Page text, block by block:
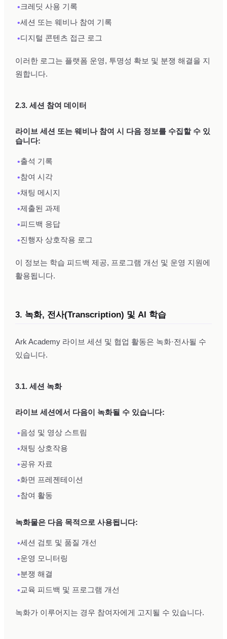
•크레딧 사용 기록
•세션 또는 웨비나 참여 기록
•디지털 콘텐츠 접근 로그
이러한 로그는 플랫폼 운영, 투명성 확보 및 분쟁 해결을 지
원합니다.
2.3. 세션 참여 데이터
라이브 세션 또는 웨비나 참여 시 다음 정보를 수집할 수 있
습니다:
•출석 기록
•참여 시각
•채팅 메시지
•제출된 과제
•피드백 응답
•진행자 상호작용 로그
이 정보는 학습 피드백 제공, 프로그램 개선 및 운영 지원에
활용됩니다.
3. 녹화, 전사(Transcription) 및 AI 학습
Ark Academy 라이브 세션 및 협업 활동은 녹화·전사될 수
있습니다.
3.1. 세션 녹화
라이브 세션에서 다음이 녹화될 수 있습니다:
•음성 및 영상 스트림
•채팅 상호작용
•공유 자료
•화면 프레젠테이션
•참여 활동
녹화물은 다음 목적으로 사용됩니다:
•세션 검토 및 품질 개선
•운영 모니터링
•분쟁 해결
•교육 피드백 및 프로그램 개선
녹화가 이루어지는 경우 참여자에게 고지될 수 있습니다.